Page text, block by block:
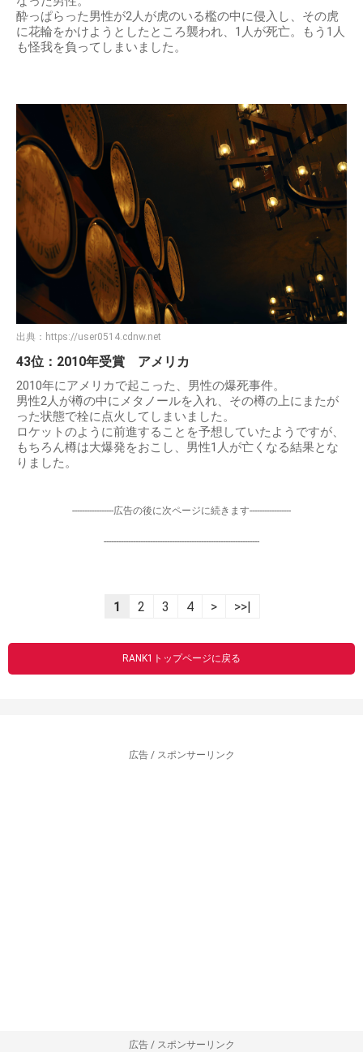
酔っぱらった男性が2人が虎のいる檻の中に侵入し、その虎
に花輪をかけようとしたところ襲われ、1人が死亡。もう1人
も怪我を負ってしまいました。
出典： https://user0514.cdnw.net
43位：2010年受賞 アメリカ
2010年にアメリカで起こった、男性の爆死事件。
男性2人が樽の中にメタノールを入れ、その樽の上にまたが
った状態で栓に点火してしまいました。
ロケットのように前進することを予想していたようですが、
もちろん樽は大爆発をおこし、男性1人が亡くなる結果とな
りました。
-----------------広告の後に次ページに続きます-----------------
----------------------------------------------------------------
1 2 3 4 > >>|
RANK1トップページに戻る
広告 / スポンサーリンク
広告 / スポンサーリンク